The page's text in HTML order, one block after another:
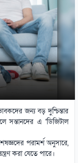
জন্য বড় দুশ্চিন্তার
সন্তানদের এ ‘ডিজিটাল
পরামর্শ অনুসারে,
করা যেতে পারে।